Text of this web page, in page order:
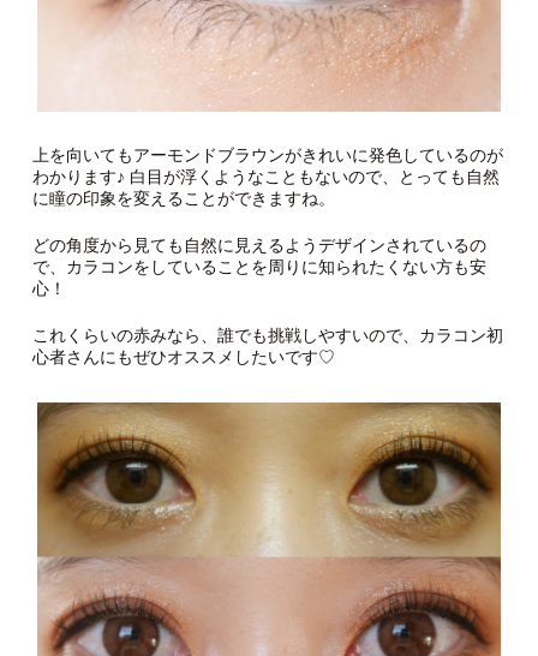
上を向いてもアーモンドブラウンがきれいに発色しているのが
わかります♪ 白目が浮くようなこともないので、とっても自然
に瞳の印象を変えることができますね。
どの角度から見ても自然に見えるようデザインされているの
で、カラコンをしていることを周りに知られたくない方も安
心！
これくらいの赤みなら、誰でも挑戦しやすいので、カラコン初
心者さんにもぜひオススメしたいです♡